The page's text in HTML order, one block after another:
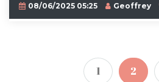
08/06/2025 05:25 Geoffrey
1 2